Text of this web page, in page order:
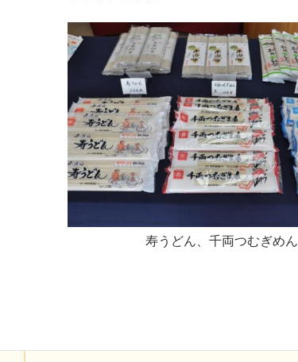
寿うどん、千両つむぎめん